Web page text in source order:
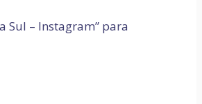
Sul – Instagram” para